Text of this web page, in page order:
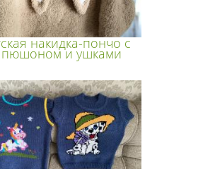
накидка-пончо с
и ушками